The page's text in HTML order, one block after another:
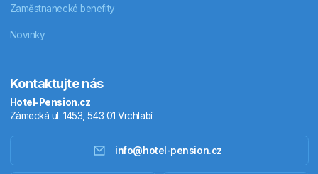
Zaměstnanecké benefity
Novinky
Kontaktujte nás
Hotel-Pension.cz
Zámecká ul. 1453, 543 01 Vrchlabí
info@hotel-pension.cz